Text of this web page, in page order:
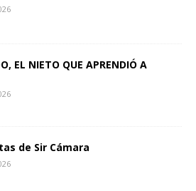
EL NIETO QUE APRENDIÓ A
de Sir Cámara